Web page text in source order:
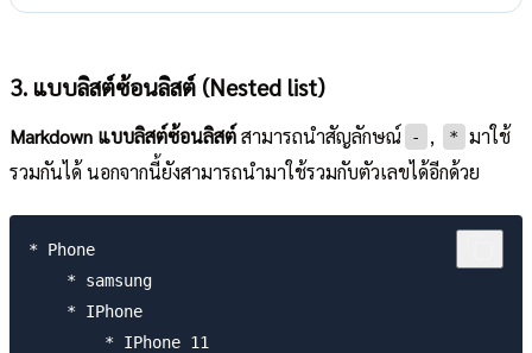
3. แบบลิสต์ซ้อนลิสต์ (Nested list)
Markdown แบบลิสต์ซ้อนลิสต์สามารถนำสัญลักษณ์ - , *
มาใช้
รวมกันได้ นอกจากนี้ยังสามารถนำมาใช้รวมกับตัวเลขได้อีกด้วย
* Phone
    * samsung
    * IPhone
        * IPhone 11